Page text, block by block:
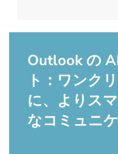
Outlook の
ト：ワンク
に、よりス
なコミュニ